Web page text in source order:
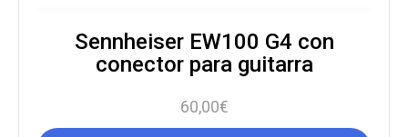
Sennheiser EW100 G4 con
conector para guitarra
60,00€